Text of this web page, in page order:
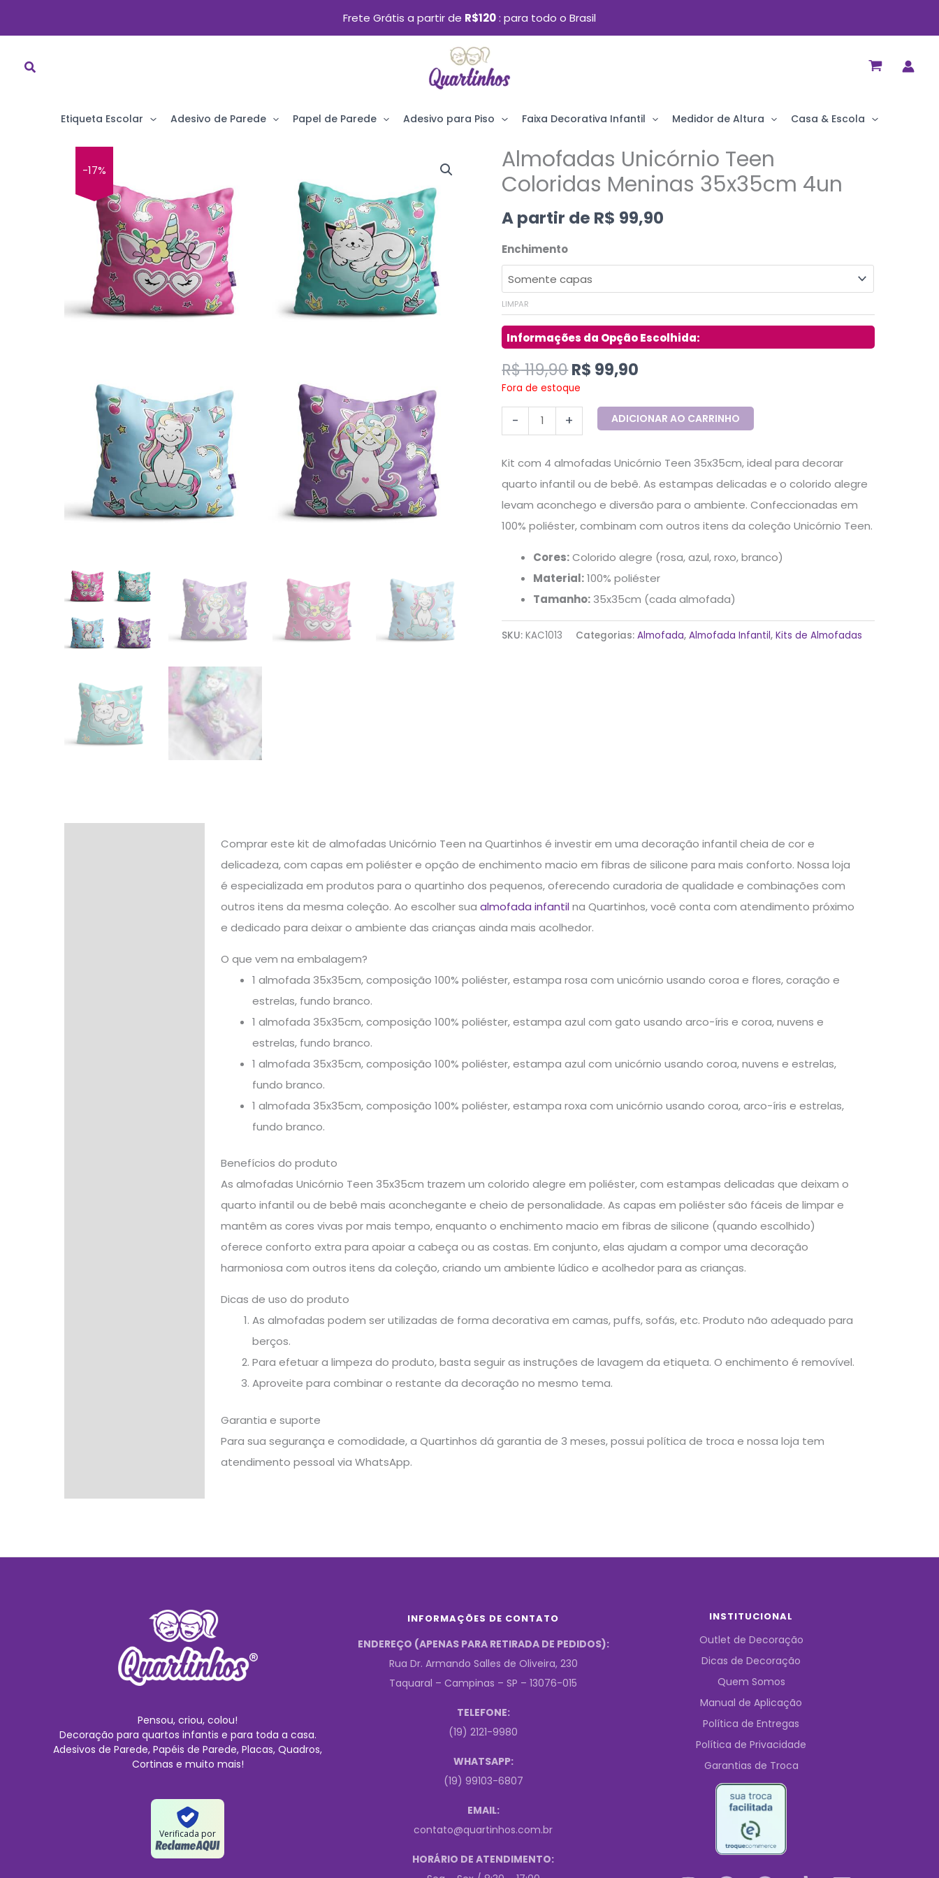
Ir
Frete Grátis a partir de R$120 para todo o Brasil
Etiqueta Escolar Adesivo de Parede Papel de Parede Adesivo para Piso Faixa Decorativa Infantil Medidor de Altura Casa & Escola
-17%
Almofadas Unicórnio Teen
Coloridas Meninas 35x35cm 4un
A partir de R$ 99,90
Enchimento
LIMPAR
R$119,90
O
preço
original
era:
R$ 99,90
O
preço
atual
é:
Fora de estoque
-
Almofadas
Unicórnio
Coloridas
4un
quantidade
+ ADICIONAR AO CARRINHO
Kit com 4 almofadas Unicórnio Teen 35x35cm, ideal para decorar
quarto infantil ou de bebê. As estampas delicadas e o colorido alegre
levam aconchego e diversão para o ambiente. Confeccionadas em
100% poliéster, combinam com outros itens da coleção Unicórnio Teen.
Cores:Colorido alegre (rosa, azul, roxo, branco)
Material:100% poliéster
Tamanho: 35x35cm (cada almofada)
SKU:KAC1013 Categorias:Almofada,Almofada Infantil,Kits de Almofadas
Comprar este kit de almofadas Unicórnio Teen na Quartinhos é investir em uma decoração infantil cheia de cor e
delicadeza, com capas em poliéster e opção de enchimento macio em fibras de silicone para mais conforto. Nossa loja
é especializada em produtos para o quartinho dos pequenos, oferecendo curadoria de qualidade e combinações com
outros itens da mesma coleção. Ao escolher sua almofada infantil na Quartinhos, você conta com atendimento próximo
e dedicado para deixar o ambiente das crianças ainda mais acolhedor.
O que vem na embalagem?
1 almofada 35x35cm, composição 100% poliéster, estampa rosa com unicórnio usando coroa e flores, coração e
estrelas, fundo branco.
1 almofada 35x35cm, composição 100% poliéster, estampa azul com gato usando arco-íris e coroa, nuvens e
estrelas, fundo branco.
1 almofada 35x35cm, composição 100% poliéster, estampa azul com unicórnio usando coroa, nuvens e estrelas,
fundo branco.
1 almofada 35x35cm, composição 100% poliéster, estampa roxa com unicórnio usando coroa, arco-íris e estrelas,
fundo branco.
Benefícios do produto
As almofadas Unicórnio Teen 35x35cm trazem um colorido alegre em poliéster, com estampas delicadas que deixam o
quarto infantil ou de bebê mais aconchegante e cheio de personalidade. As capas em poliéster são fáceis de limpar e
mantêm as cores vivas por mais tempo, enquanto o enchimento macio em fibras de silicone (quando escolhido)
oferece conforto extra para apoiar a cabeça ou as costas. Em conjunto, elas ajudam a compor uma decoração
harmoniosa com outros itens da coleção, criando um ambiente lúdico e acolhedor para as crianças.
Dicas de uso do produto
As almofadas podem ser utilizadas de forma decorativa em camas, puffs, sofás, etc. Produto não adequado para
berços.
Para efetuar a limpeza do produto, basta seguir as instruções de lavagem da etiqueta. O enchimento é removível.
Aproveite para combinar o restante da decoração no mesmo tema.
Garantia e suporte
Para sua segurança e comodidade, a Quartinhos dá garantia de 3 meses, possui política de troca e nossa loja tem
atendimento pessoal via WhatsApp.
Pensou, criou, colou!
Decoração para quartos infantis e para toda a casa.
Adesivos de Parede, Papéis de Parede, Placas, Quadros,
Cortinas e muito mais!
Verificada por
INFORMAÇÕES DE CONTATO
ENDEREÇO (APENAS PARA RETIRADA DE PEDIDOS):
Rua Dr. Armando Salles de Oliveira, 230
Taquaral – Campinas – SP – 13076-015
TELEFONE:
(19) 2121-9980
WHATSAPP:
(19) 99103-6807
EMAIL:
contato@quartinhos.com.br
HORÁRIO DE ATENDIMENTO:
INSTITUCIONAL
Outlet de Decoração
Dicas de Decoração
Quem Somos
Manual de Aplicação
Política de Entregas
Política de Privacidade
Garantias de Troca